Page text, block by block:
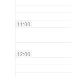
11:00
12:00